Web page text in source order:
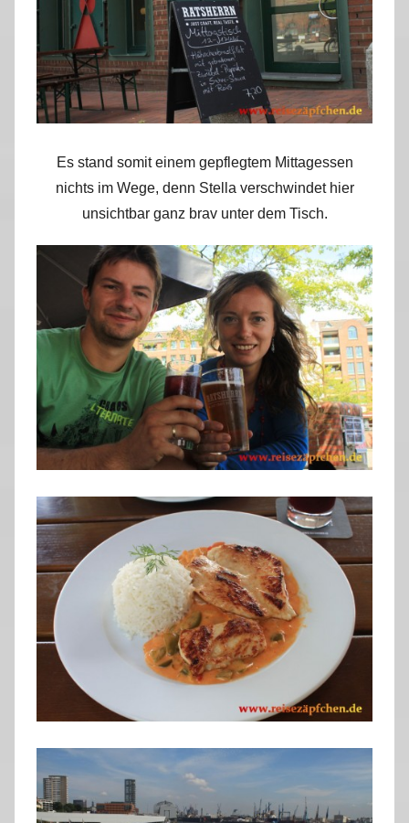
Es stand somit einem gepflegtem Mittagessen
nichts im Wege, denn Stella verschwindet hier
unsichtbar ganz brav unter dem Tisch.